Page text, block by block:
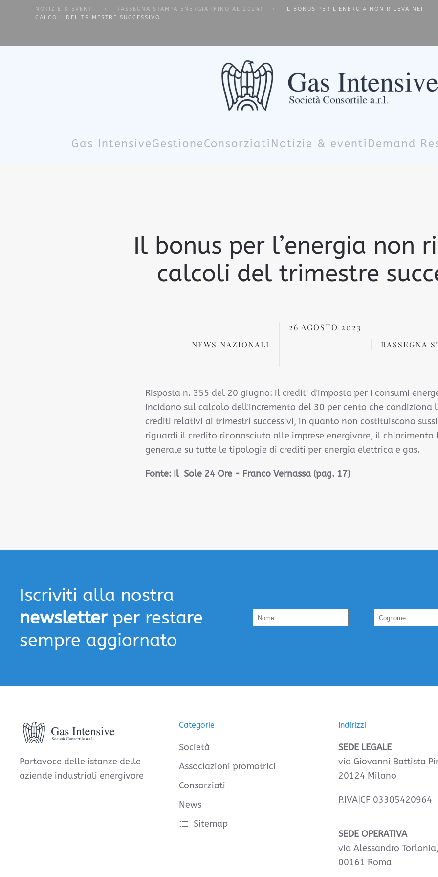
NOTIZIE & EVENTI RASSEGNA STAMPA ENERGIA (FINO AL 2024)
IL BONUS PER L’ENERGIA NON RILEVA NEI
CALCOLI DEL TRIMESTRE SUCCESSIVO
Gas IntensiveGestioneConsorziati Notizie & eventi Demand
Il bonus per l’energia non
calcoli del trimestre
NEWS NAZIONALI
26 AGOSTO 2023
RASSEGNA
Risposta n. 355 del 20 giugno: il crediti d'imposta per i consumi
incidono sul calcolo dell'incremento del 30 per cento che condiziona
crediti relativi ai trimestri successivi, in quanto non costituiscono
riguardi il credito riconosciuto alle imprese energivore, il chiarimento
generale su tutte le tipologie di crediti per energia elettrica e gas.
Fonte: Il Sole 24 Ore - Franco Vernassa (pag. 17)
Iscriviti alla nostra
newsletterper restare
sempre aggiornato
Portavoce delle istanze delle
aziende industriali energivore
Categorie
Società
Associazioni promotrici
Consorziati
News
Sitemap
Indirizzi
SEDE LEGALE
via Giovanni Battista
20124 Milano
P.IVA|CF 03305420964
SEDE OPERATIVA
via Alessandro
00161 Roma